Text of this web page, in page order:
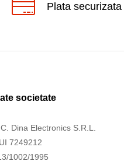
Plata securizata
societate
Dina Electronics S.R.L.
7249212
1002/1995